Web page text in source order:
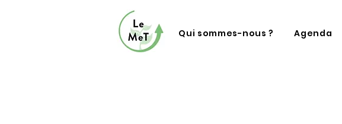
Qui sommes-nous ? Agenda